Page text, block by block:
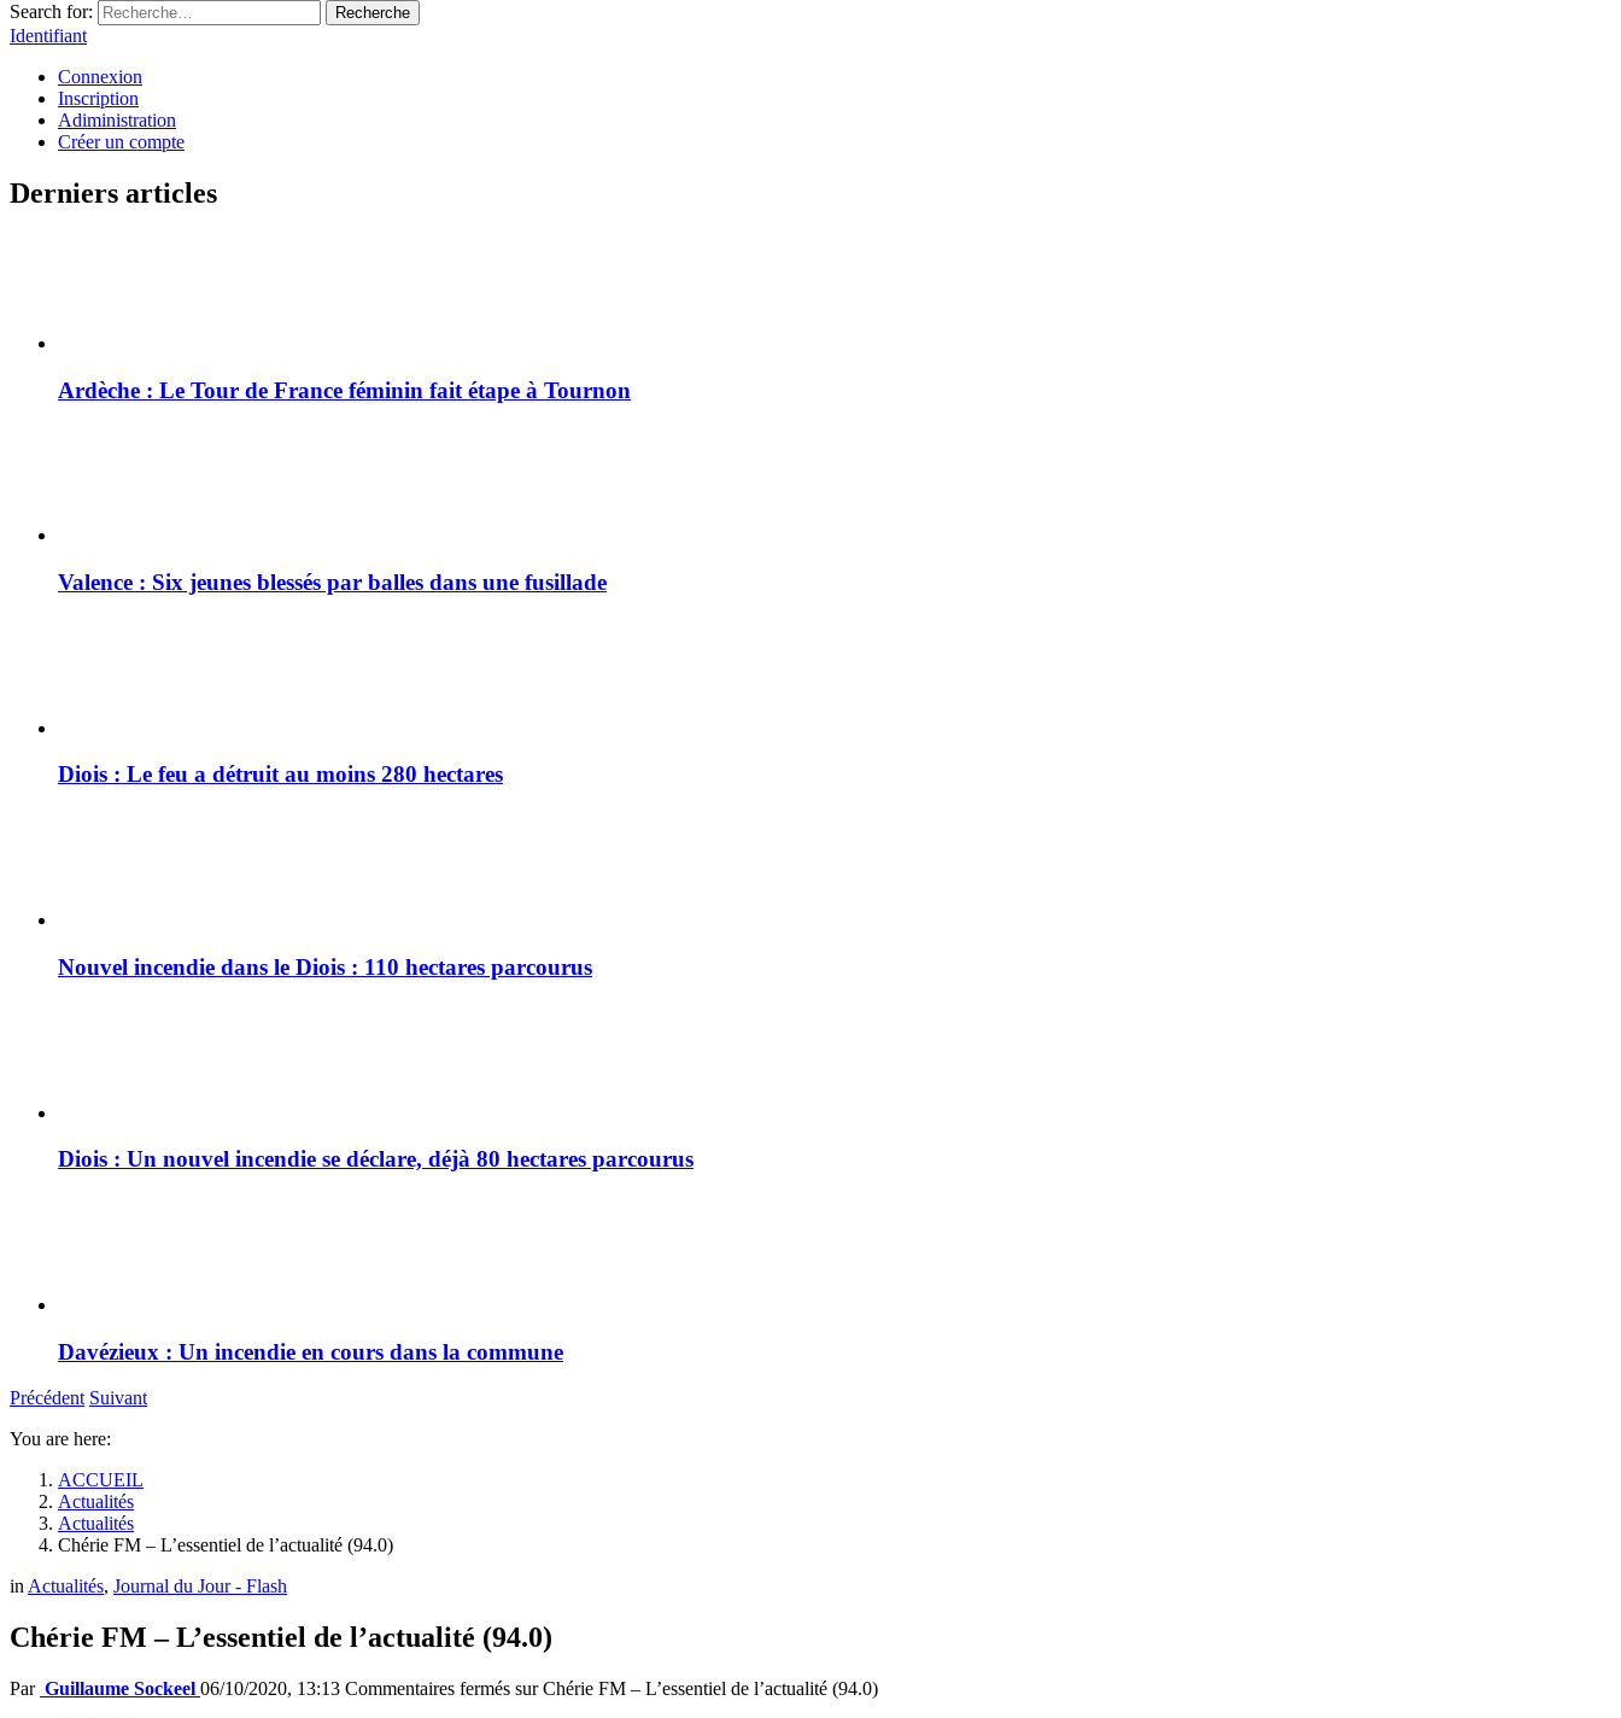
Search for:
Recherche
Identifiant
Connexion
Inscription
Adiministration
Créer un compte
Derniers articles
Ardèche : Le Tour de France féminin fait étape à Tournon
Valence : Six jeunes blessés par balles dans une fusillade
Diois : Le feu a détruit au moins 280 hectares
Nouvel incendie dans le Diois : 110 hectares parcourus
Diois : Un nouvel incendie se déclare, déjà 80 hectares parcourus
Davézieux : Un incendie en cours dans la commune
Précédent Suivant
You are here:
ACCUEIL
Actualités
Actualités
Chérie FM – L’essentiel de l’actualité (94.0)
inActualités, Journal du Jour - Flash
Chérie FM – L’essentiel de l’actualité (94.0)
Par Guillaume Sockeel 06/10/2020, 13:13 Commentaires fermés sur Chérie FM – L’essentiel de l’actualité (94.0)